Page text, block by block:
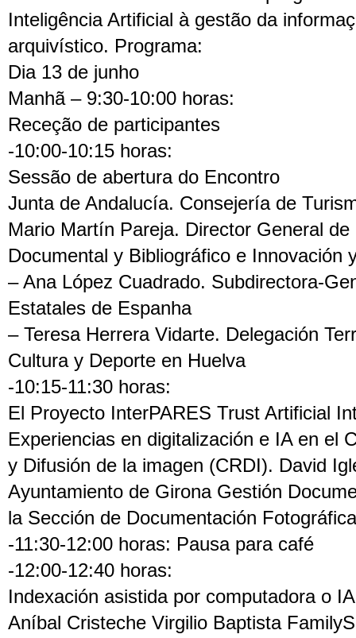
Inteligência Artificial à gestão da
arquivístico. Programa:
Dia 13 de junho
Manhã – 9:30-10:00 horas:
Receção de participantes
-10:00-10:15 horas:
Sessão de abertura do Encontro
Junta de Andalucía. Consejería de
Mario Martín Pareja. Director General de
Documental y Bibliográfico e Innovación
– Ana López Cuadrado. Subdirectora-
Estatales de Espanha
– Teresa Herrera Vidarte. Delegación
Cultura y Deporte en Huelva
-10:15-11:30 horas:
El Proyecto InterPARES Trust Artificial
Experiencias en digitalización e IA en el
y Difusión de la imagen (CRDI). David
Ayuntamiento de Girona Gestión
la Sección de Documentación
-11:30-12:00 horas: Pausa para café
-12:00-12:40 horas:
Indexación asistida por computadora o
Aníbal Cristeche Virgilio Baptista